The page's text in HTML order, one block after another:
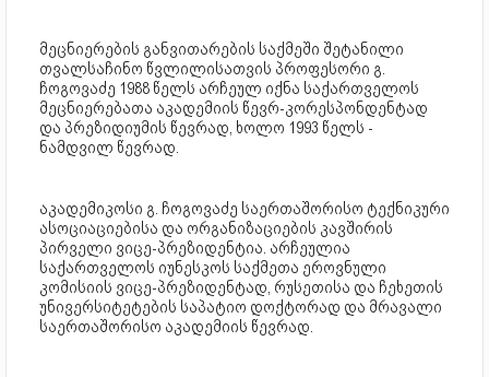
მეცნიერების განვითარების საქმეში შეტანილი
თვალსაჩინო წვლილისათვის პროფესორი გ.
ჩოგოვაძე 1988 წელს არჩეულ იქნა საქართველოს
მეცნიერებათა აკადემიის წევრ-კორესპონდენტად
და პრეზიდიუმის წევრად, ხოლო 1993 წელს -
ნამდვილ წევრად.
აკადემიკოსი გ. ჩოგოვაძე საერთაშორისო ტექნიკური
ასოციაციებისა და ორგანიზაციების კავშირის
პირველი ვიცე-პრეზიდენტია. არჩეულია
საქართველოს იუნესკოს საქმეთა ეროვნული
კომისიის ვიცე-პრეზიდენტად, რუსეთისა და ჩეხეთის
უნივერსიტეტების საპატიო დოქტორად და მრავალი
საერთაშორისო აკადემიის წევრად.